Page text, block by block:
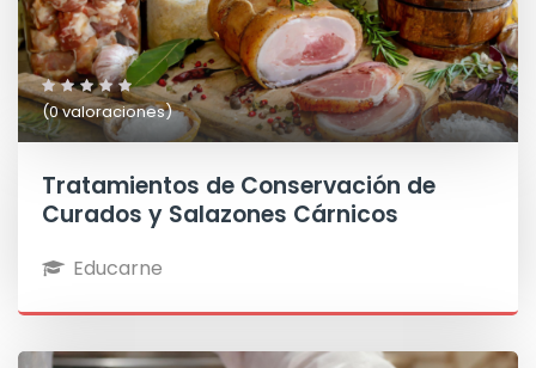
(0 valoraciones)
Tratamientos de Conservación de
Curados y Salazones Cárnicos
Educarne